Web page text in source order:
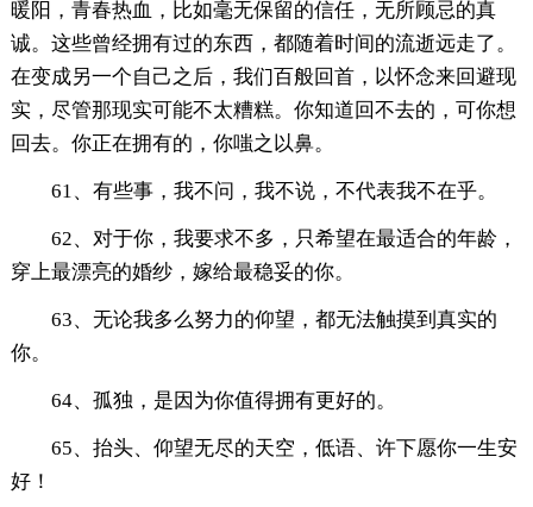
暖阳，青春热血，比如毫无保留的信任，无所顾忌的真
诚。这些曾经拥有过的东西，都随着时间的流逝远走了。
在变成另一个自己之后，我们百般回首，以怀念来回避现
实，尽管那现实可能不太糟糕。你知道回不去的，可你想
回去。你正在拥有的，你嗤之以鼻。
61、有些事，我不问，我不说，不代表我不在乎。
62、对于你，我要求不多，只希望在最适合的年龄，
穿上最漂亮的婚纱，嫁给最稳妥的你。
63、无论我多么努力的仰望，都无法触摸到真实的
你。
64、孤独，是因为你值得拥有更好的。
65、抬头、仰望无尽的天空，低语、许下愿你一生安
好！